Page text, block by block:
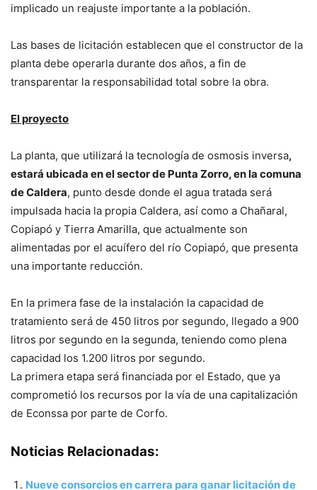
implicado un reajuste importante a la población.
Las bases de licitación establecen que el constructor de la
planta debe operarla durante dos años, a fin de
transparentar la responsabilidad total sobre la obra.
El proyecto
La planta, que utilizará la tecnología de osmosis inversa,
estará ubicada en el sector de Punta Zorro, en la comuna
de Caldera, punto desde donde el agua tratada será
impulsada hacia la propia Caldera, así como a Chañaral,
Copiapó y Tierra Amarilla, que actualmente son
alimentadas por el acuífero del río Copiapó, que presenta
una importante reducción.
En la primera fase de la instalación la capacidad de
tratamiento será de 450 litros por segundo, llegado a 900
litros por segundo en la segunda, teniendo como plena
capacidad los 1.200 litros por segundo.
La primera etapa será financiada por el Estado, que ya
comprometió los recursos por la vía de una capitalización
de Econssa por parte de Corfo.
Noticias Relacionadas:
Nueve consorcios en carrera para ganar licitación de